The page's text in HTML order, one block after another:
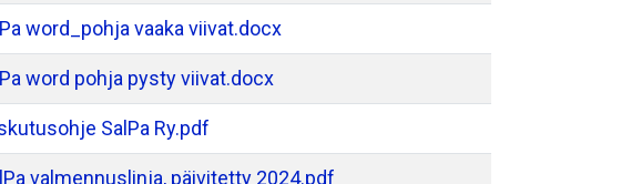
word_pohja vaaka viivat.docx
word pohja pysty viivat.docx
SalPa Ry.pdf
valmennuslinja, päivitetty 2024.pdf